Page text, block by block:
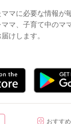
マに必要な情報が
マ、子育て中のマ
けします。
おすすめ